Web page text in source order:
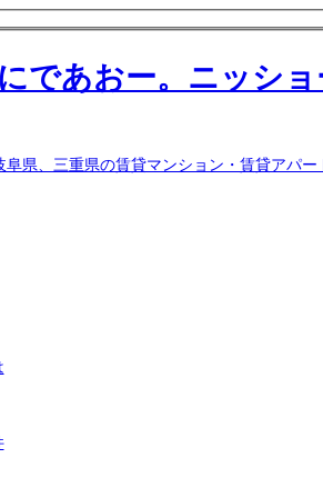
阜県、三重県の賃貸マンション・賃貸アパー